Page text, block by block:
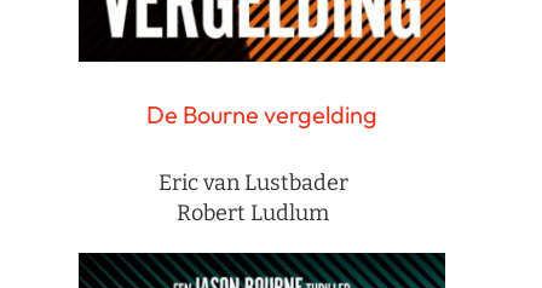
De Bourne vergelding
Eric van Lustbader
Robert Ludlum